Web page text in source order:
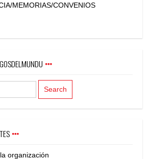
MEMORIAS/CONVENIOS
organización